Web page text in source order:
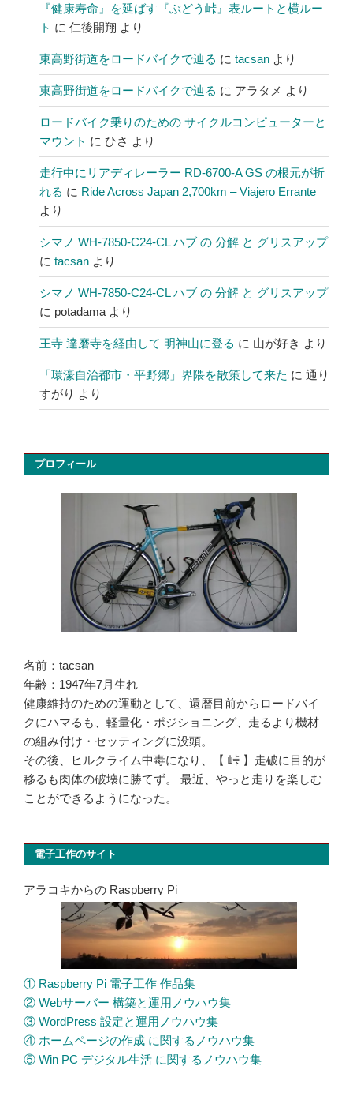
『健康寿命』を延ばす『ぶどう峠』表ルートと横ルー
ト に 仁後開翔 より
東高野街道をロードバイクで辿る に tacsan より
東高野街道をロードバイクで辿る に アラタメ より
ロードバイク乗りのための サイクルコンピューターと
マウント に ひさ より
走行中にリアディレーラー RD-6700-A GS の根元が折
れる に Ride Across Japan 2,700km – Viajero Errante
より
シマノ WH-7850-C24-CL ハブ の 分解 と グリスアップ
に tacsan より
シマノ WH-7850-C24-CL ハブ の 分解 と グリスアップ
に potadama より
王寺 達磨寺を経由して 明神山に登る に 山が好き より
「環濠自治都市・平野郷」界隈を散策して来た に 通り
すがり より
プロフィール
名前：tacsan
年齢：1947年7月生れ
健康維持のための運動として、還暦目前からロードバイ
クにハマるも、軽量化・ポジショニング、走るより機材
の組み付け・セッティングに没頭。
その後、ヒルクライム中毒になり、【 峠 】走破に目的が
移るも肉体の破壊に勝てず。 最近、やっと走りを楽しむ
ことができるようになった。
電子工作のサイト
アラコキからの Raspberry Pi
① Raspberry Pi 電子工作 作品集
② Webサーバー 構築と運用ノウハウ集
③ WordPress 設定と運用ノウハウ集
④ ホームページの作成 に関するノウハウ集
⑤ Win PC デジタル生活 に関するノウハウ集